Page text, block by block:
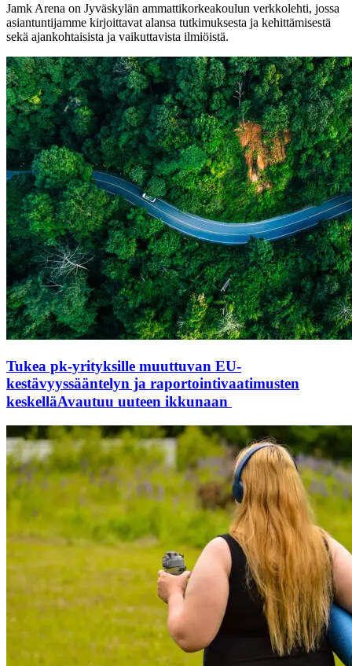
Jamk Arena on Jyväskylän ammattikorkeakoulun verkkolehti, jossa
asiantuntijamme kirjoittavat alansa tutkimuksesta ja kehittämisestä
sekä ajankohtaisista ja vaikuttavista ilmiöistä.
Tukea pk-yrityksille muuttuvan EU-
kestävyyssääntelyn ja raportointivaatimusten
keskelläAvautuu uuteen ikkunaan